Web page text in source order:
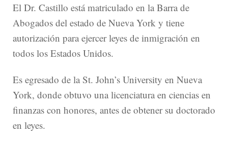
El Dr. Castillo está matriculado en la Barra de
Abogados del estado de Nueva York y tiene
autorización para ejercer leyes de inmigración en
todos los Estados Unidos.
Es egresado de la St. John’s University en Nueva
York, donde obtuvo una licenciatura en ciencias en
finanzas con honores, antes de obtener su doctorado
en leyes.